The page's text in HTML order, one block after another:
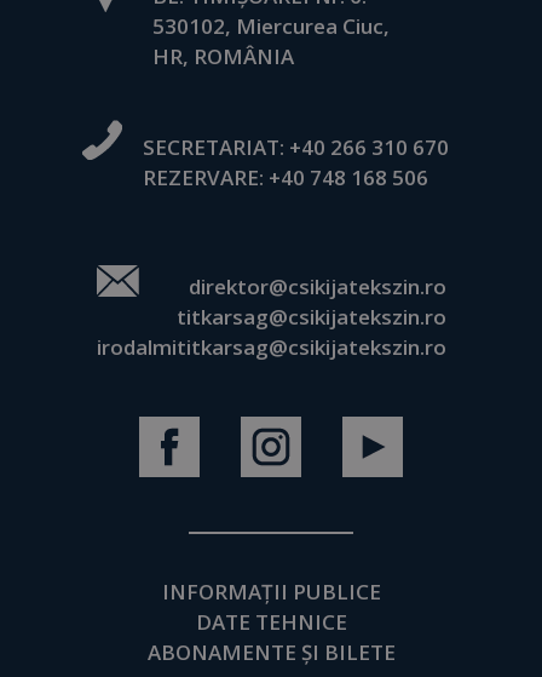
530102, Miercurea Ciuc,
HR, ROMÂNIA
SECRETARIAT: +40 266 310 670
REZERVARE: +40 748 168 506
direktor@csikijatekszin.ro
titkarsag@csikijatekszin.ro
irodalmititkarsag@csikijatekszin.ro
INFORMAȚII PUBLICE
DATE TEHNICE
ABONAMENTE ȘI BILETE